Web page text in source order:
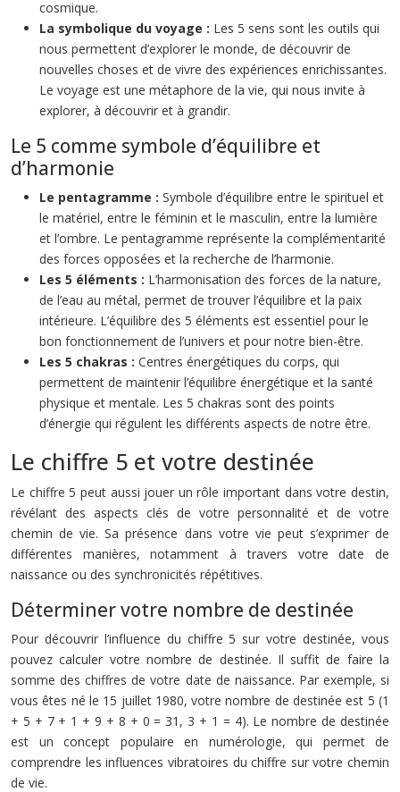
cosmique.
La symbolique du voyage : Les 5 sens sont les outils qui
nous permettent d’explorer le monde, de découvrir de
nouvelles choses et de vivre des expériences enrichissantes.
Le voyage est une métaphore de la vie, qui nous invite à
explorer, à découvrir et à grandir.
Le 5 comme symbole d’équilibre et
d’harmonie
Le pentagramme : Symbole d’équilibre entre le spirituel et
le matériel, entre le féminin et le masculin, entre la lumière
et l’ombre. Le pentagramme représente la complémentarité
des forces opposées et la recherche de l’harmonie.
Les 5 éléments : L’harmonisation des forces de la nature,
de l’eau au métal, permet de trouver l’équilibre et la paix
intérieure. L’équilibre des 5 éléments est essentiel pour le
bon fonctionnement de l’univers et pour notre bien-être.
Les 5 chakras : Centres énergétiques du corps, qui
permettent de maintenir l’équilibre énergétique et la santé
physique et mentale. Les 5 chakras sont des points
d’énergie qui régulent les différents aspects de notre être.
Le chiffre 5 et votre destinée
Le chiffre 5 peut aussi jouer un rôle important dans votre destin,
révélant des aspects clés de votre personnalité et de votre
chemin de vie. Sa présence dans votre vie peut s’exprimer de
différentes manières, notamment à travers votre date de
naissance ou des synchronicités répétitives.
Déterminer votre nombre de destinée
Pour découvrir l’influence du chiffre 5 sur votre destinée, vous
pouvez calculer votre nombre de destinée. Il suffit de faire la
somme des chiffres de votre date de naissance. Par exemple, si
vous êtes né le 15 juillet 1980, votre nombre de destinée est 5 (1
+ 5 + 7 + 1 + 9 + 8 + 0 = 31, 3 + 1 = 4). Le nombre de destinée
est un concept populaire en numérologie, qui permet de
comprendre les influences vibratoires du chiffre sur votre chemin
de vie.